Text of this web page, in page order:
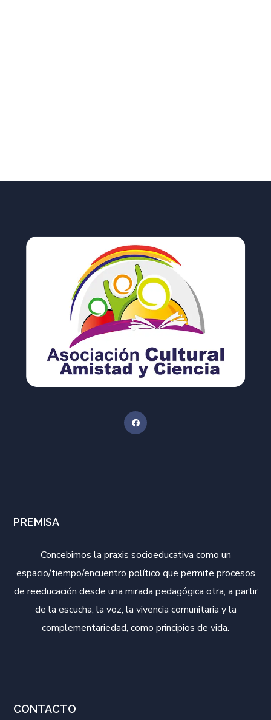
PREMISA
Concebimos la praxis socioeducativa como un
espacio/tiempo/encuentro político que permite procesos
de reeducación desde una mirada pedagógica otra, a partir
de la escucha, la voz, la vivencia comunitaria y la
complementariedad, como principios de vida.
CONTACTO